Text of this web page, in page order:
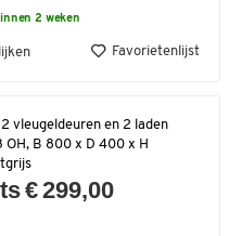
2 weken
Favorietenlijst
vleugeldeuren en 2 laden
OH, B 800 x D 400 x H
€ 299,00